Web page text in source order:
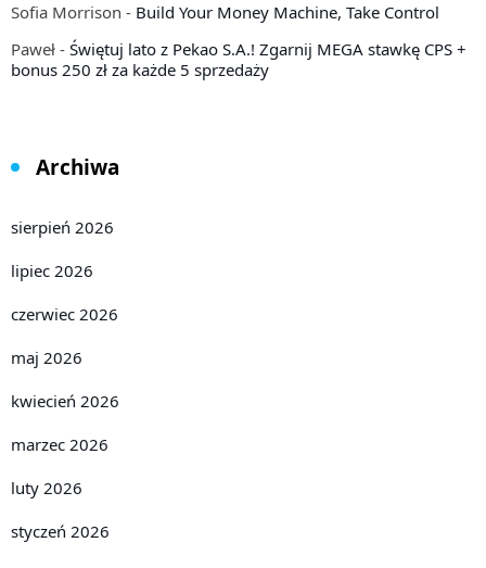
Sofia Morrison - Build Your Money Machine, Take Control
Paweł - Świętuj lato z Pekao S.A.! Zgarnij MEGA stawkę CPS +
bonus 250 zł za każde 5 sprzedaży
Archiwa
sierpień 2026
lipiec 2026
czerwiec 2026
maj 2026
kwiecień 2026
marzec 2026
luty 2026
styczeń 2026